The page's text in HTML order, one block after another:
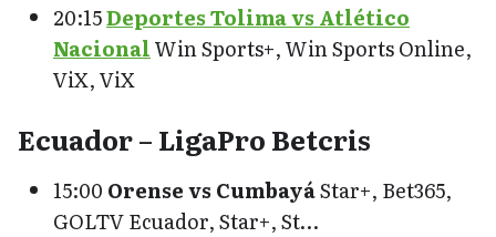
20:15Deportes Tolima vs Atlético
NacionalWin Sports+, Win Sports Online,
ViX, ViX
Ecuador – LigaPro Betcris
15:00 Orense vs CumbayáStar+, Bet365,
GOLTV Ecuador, Star+, St…